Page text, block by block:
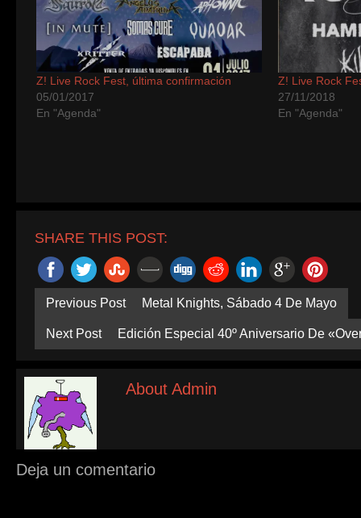
Z! Live Rock Fest, última confirmación
05/01/2017
En "Agenda"
Z! Live Rock
27/11/2018
En "Agenda"
SHARE THIS POST:
Previous Post Metal Knights, Sábado 4 De Mayo
Next Post Edición Especial 40º Aniversario De
About Admin
Deja un comentario